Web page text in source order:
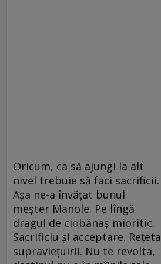
Oricum, ca să ajungi la alt
nivel trebuie să faci sacrificii.
Așa ne-a învățat bunul
meșter Manole. Pe lîngă
dragul de ciobănaș mioritic.
Sacrificiu și acceptare. Rețeta
supraviețuirii. Nu te revolta,